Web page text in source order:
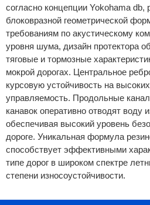
согласно концепции Yokohama db,
блоковразной геометрической
требованиям по акустическому
уровня шума, дизайн протектора
тяговые и тормозные
мокрой дорогах. Центральное
курсовую устойчивость на
управляемость. Продольные
канавок оперативно отводят воду
обеспечивая высокий уровень
дороге. Уникальная формула
способствует эффективными
типе дорог в широком спектре
степени износоустойчивости.